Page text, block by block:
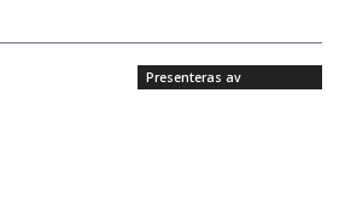
Presenteras av